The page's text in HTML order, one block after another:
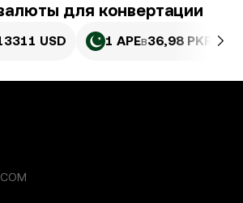
для конвертации
USD 1 APEв36,98 PKR